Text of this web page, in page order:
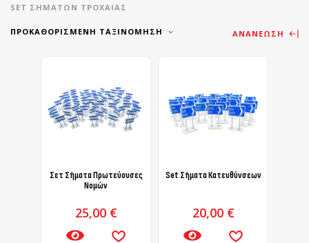
SET ΣΗΜΆΤΩΝ ΤΡΟΧΑΊΑΣ
ΠΡΟΚΑΘΟΡΙΣΜΈΝΗ ΤΑΞΙΝΌΜΗΣΗ ΑΝΑΝΈΩΣΗ
Σετ Σήματα Πρωτεύουσες
Νομών
25,00 €
Set Σήματα Κατευθύνσεων
20,00 €